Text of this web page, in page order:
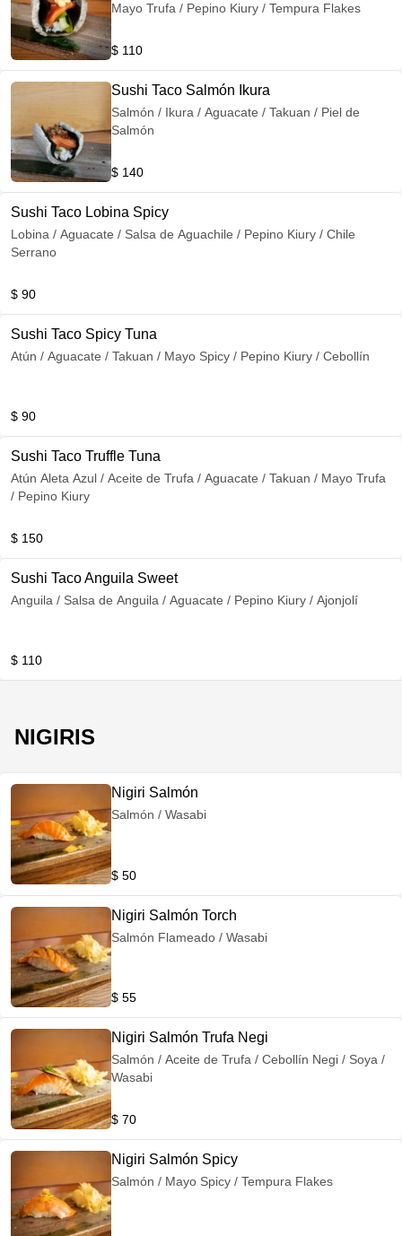
Mayo Trufa / Pepino Kiury / Tempura Flakes
$ 110
Sushi Taco Salmón Ikura
Salmón / Ikura / Aguacate / Takuan / Piel de
Salmón
$ 140
Sushi Taco Lobina Spicy
Lobina / Aguacate / Salsa de Aguachile / Pepino Kiury / Chile
Serrano
$ 90
Sushi Taco Spicy Tuna
Atún / Aguacate / Takuan / Mayo Spicy / Pepino Kiury / Cebollín
$ 90
Sushi Taco Truffle Tuna
Atún Aleta Azul / Aceite de Trufa / Aguacate / Takuan / Mayo Trufa
/ Pepino Kiury
$ 150
Sushi Taco Anguila Sweet
Anguila / Salsa de Anguila / Aguacate / Pepino Kiury / Ajonjolí
$ 110
NIGIRIS
Nigiri Salmón
Salmón / Wasabi
$ 50
Nigiri Salmón Torch
Salmón Flameado / Wasabi
$ 55
Nigiri Salmón Trufa Negi
Salmón / Aceite de Trufa / Cebollín Negi / Soya /
Wasabi
$ 70
Nigiri Salmón Spicy
Salmón / Mayo Spicy / Tempura Flakes